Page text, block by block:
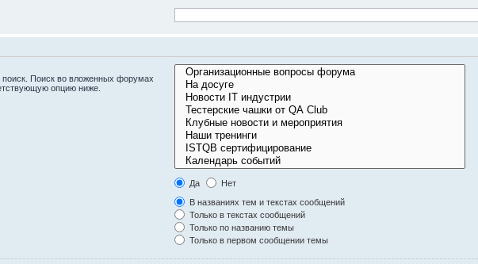
Поиск во вложенных форумах
опцию ниже.
Да
Нет
В названиях тем и текстах сообщений
Только в текстах сообщений
Только по названию темы
Только в первом сообщении темы